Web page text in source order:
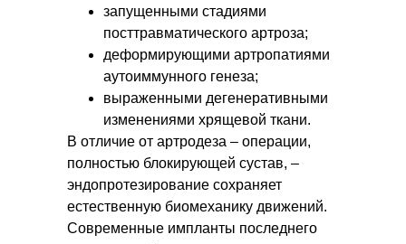
запущенными стадиями
посттравматического артроза;
деформирующими артропатиями
аутоиммунного генеза;
выраженными дегенеративными
изменениями хрящевой ткани.
В отличие от артродеза – операции,
полностью блокирующей сустав, –
эндопротезирование сохраняет
естественную биомеханику движений.
Современные импланты последнего